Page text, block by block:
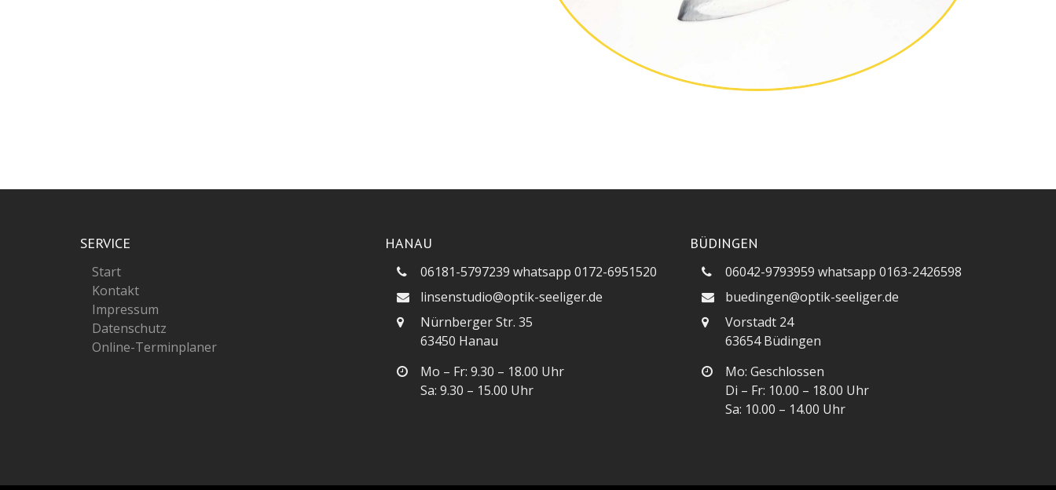
SERVICE
Start
Kontakt
Impressum
Datenschutz
Online-Terminplaner
HANAU
06181-5797239 whatsapp 0172-6951520
linsenstudio@optik-seeliger.de
Nürnberger Str. 35
63450 Hanau
Mo – Fr: 9.30 – 18.00 Uhr
Sa: 9.30 – 15.00 Uhr
BÜDINGEN
06042-9793959 whatsapp 0163-2426598
buedingen@optik-seeliger.de
Vorstadt 24
63654 Büdingen
Mo: Geschlossen
Di – Fr: 10.00 – 18.00 Uhr
Sa: 10.00 – 14.00 Uhr